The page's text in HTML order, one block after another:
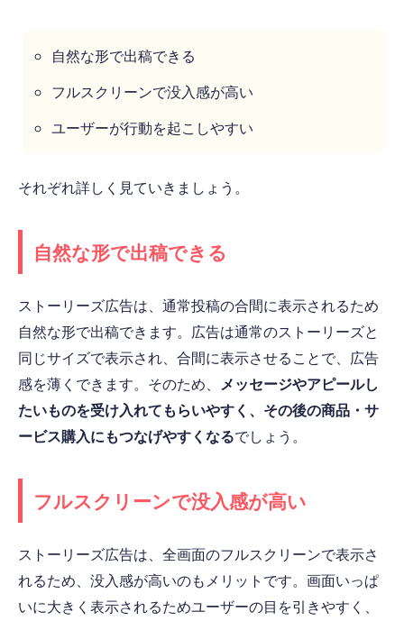
自然な形で出稿できる
フルスクリーンで没入感が高い
ユーザーが行動を起こしやすい
それぞれ詳しく見ていきましょう。
自然な形で出稿できる
ストーリーズ広告は、通常投稿の合間に表示されるため
自然な形で出稿できます。広告は通常のストーリーズと
同じサイズで表示され、合間に表示させることで、広告
感を薄くできます。そのため、 メッセージやアピールし
たいものを受け入れてもらいやすく、その後の商品・サ
ービス購入にもつなげやすくなるでしょう。
フルスクリーンで没入感が高い
ストーリーズ広告は、全画面のフルスクリーンで表示さ
れるため、没入感が高いのもメリットです。画面いっぱ
いに大きく表示されるためユーザーの目を引きやすく、